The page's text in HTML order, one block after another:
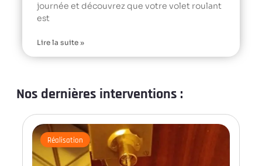
journée et découvrez que votre volet roulant
est
Lire la suite »
Nos dernières interventions :
Réalisation